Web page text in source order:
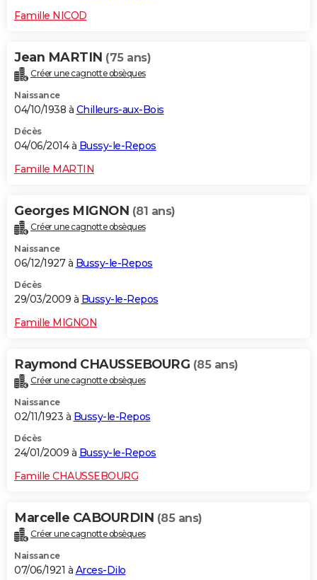
Famille NICOD
Jean MARTIN (75 ans)
Créer une cagnotte obsèques
Naissance
04/10/1938 à Chilleurs-aux-Bois
Décès
04/06/2014 à Bussy-le-Repos
Famille MARTIN
Georges MIGNON (81 ans)
Créer une cagnotte obsèques
Naissance
06/12/1927 à Bussy-le-Repos
Décès
29/03/2009 à Bussy-le-Repos
Famille MIGNON
Raymond CHAUSSEBOURG (85 ans)
Créer une cagnotte obsèques
Naissance
02/11/1923 à Bussy-le-Repos
Décès
24/01/2009 à Bussy-le-Repos
Famille CHAUSSEBOURG
Marcelle CABOURDIN (85 ans)
Créer une cagnotte obsèques
Naissance
07/06/1921 à Arces-Dilo